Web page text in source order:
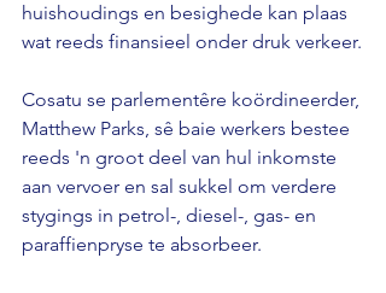
huishoudings en besighede kan plaas
wat reeds finansieel onder druk verkeer.
Cosatu se parlementêre koördineerder,
Matthew Parks, sê baie werkers bestee
reeds 'n groot deel van hul inkomste
aan vervoer en sal sukkel om verdere
stygings in petrol-, diesel-, gas- en
paraffienpryse te absorbeer.